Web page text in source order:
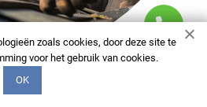
zoals cookies, door deze site te
voor het gebruik van cookies.
OK